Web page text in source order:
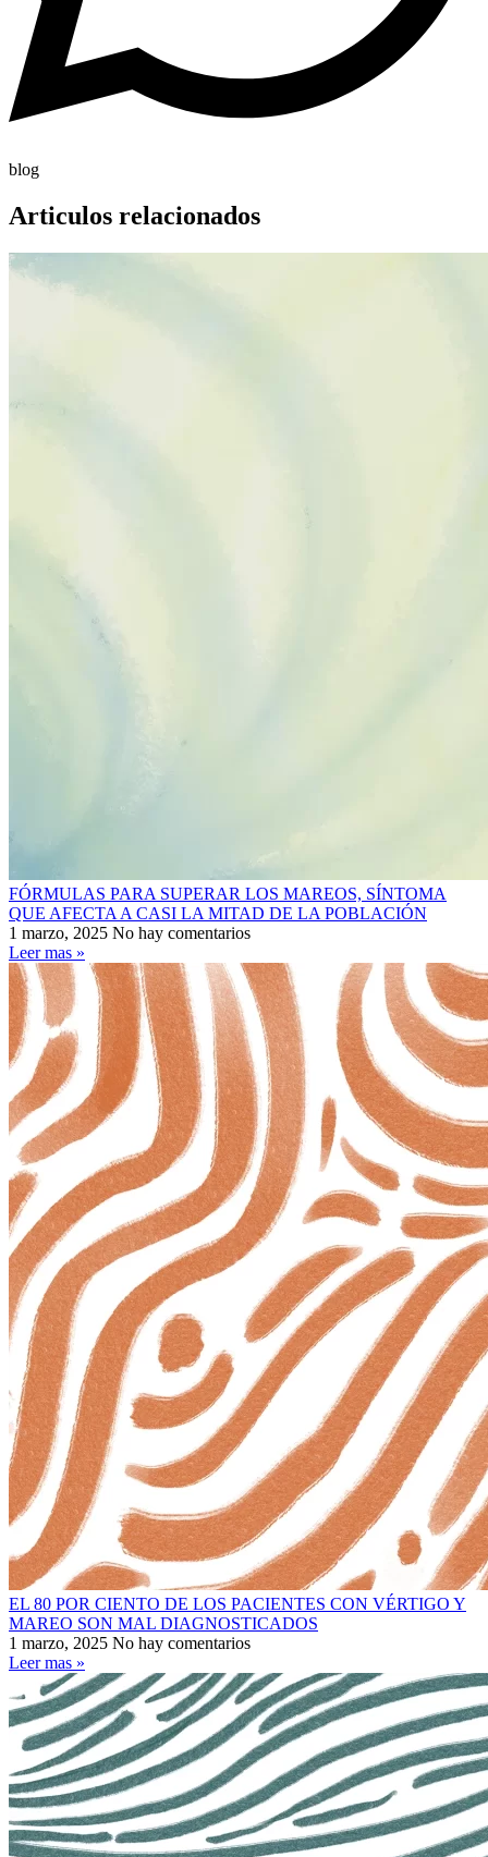
blog
Articulos relacionados
FÓRMULAS PARA SUPERAR LOS MAREOS, SÍNTOMA
QUE AFECTA A CASI LA MITAD DE LA POBLACIÓN
1 marzo, 2025 No hay comentarios
Leer mas »
EL 80 POR CIENTO DE LOS PACIENTES CON VÉRTIGO Y
MAREO SON MAL DIAGNOSTICADOS
1 marzo, 2025 No hay comentarios
Leer mas »